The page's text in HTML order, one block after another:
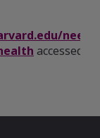
need-
accessed 2